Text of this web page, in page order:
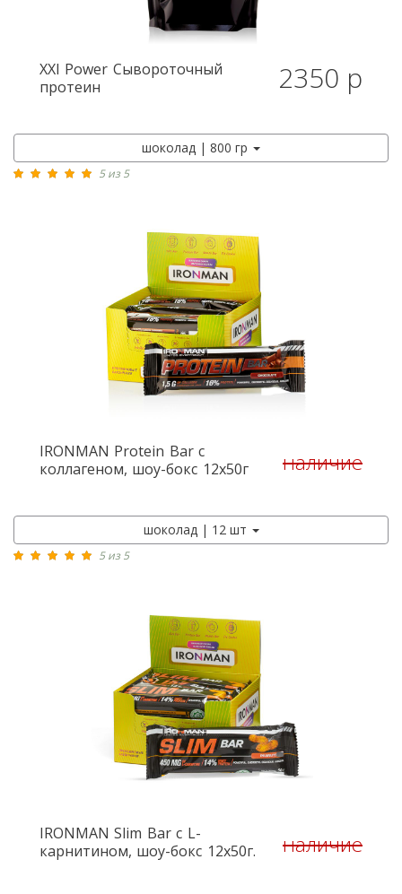
XXI Power Сывороточный
протеин
2350 р
шоколад | 800 гр
5 из 5
IRONMAN Protein Bar с
коллагеном, шоу-бокс 12x50г
наличие
шоколад | 12 шт
5 из 5
IRONMAN Slim Bar с L-
карнитином, шоу-бокс 12x50г.
наличие